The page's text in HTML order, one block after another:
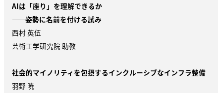
AIは「座り」を理解できるか
——姿勢に名前を付ける試み
西村 英伍
芸術工学研究院 助教
社会的マイノリティを包摂するインクルーシブなインフラ整備
羽野 暁